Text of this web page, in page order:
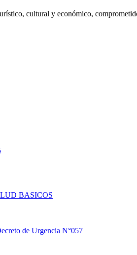
cultural y económico,
BASICOS
de Urgencia N°057